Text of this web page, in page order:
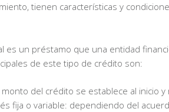
tienen características y
es un préstamo que una entidad
de este tipo de crédito son:
del crédito se establece al inicio
fija o variable: dependiendo del